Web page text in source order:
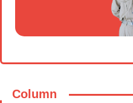
Column